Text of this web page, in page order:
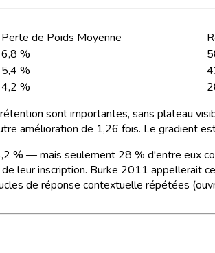
Perte de Poids Moyenne
6,8 %
5,4 %
4,2 %
sont importantes, sans plateau
amélioration de 1,26 fois. Le gradient
% — mais seulement 28 % d'entre eux
leur inscription. Burke 2011 appellerait
de réponse contextuelle répétées